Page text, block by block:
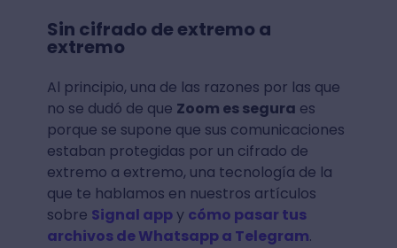
Sin cifrado de extremo a
extremo
Al principio, una de las razones por las que
no se dudó de que Zoom es segura es
porque se supone que sus comunicaciones
estaban protegidas por un cifrado de
extremo a extremo, una tecnología de la
que te hablamos en nuestros artículos
sobre Signal appy cómo pasar tus
archivos de Whatsapp a Telegram.